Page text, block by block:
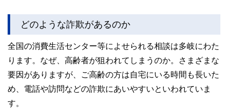
どのような詐欺があるのか
全国の消費生活センター等によせられる相談は多岐にわた
ります。なぜ、高齢者が狙われてしまうのか。さまざまな
要因がありますが、ご高齢の方は自宅にいる時間も長いた
め、電話や訪問などの詐欺にあいやすいといわれていま
す。